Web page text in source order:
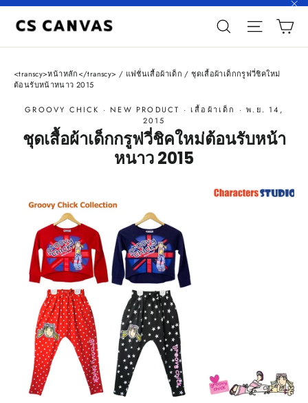
Skip
SearchSite
<transcy>หน้าหลัก</transcy> / แฟชั่นเสื้อผ้าเด็ก / ชุดเสื้อผ้าเด็กกรูฟวี่ชิคใหม่
ต้อนรับหน้าหนาว 2015
GROOVY CHICK ·NEW PRODUCT · เสื้อผ้าเด็ก ·พ.ย. 14,
2015
ชุดเสื้อผ้าเด็กกรูฟวี่ชิคใหม่ต้อนรับหน้า
หนาว 2015